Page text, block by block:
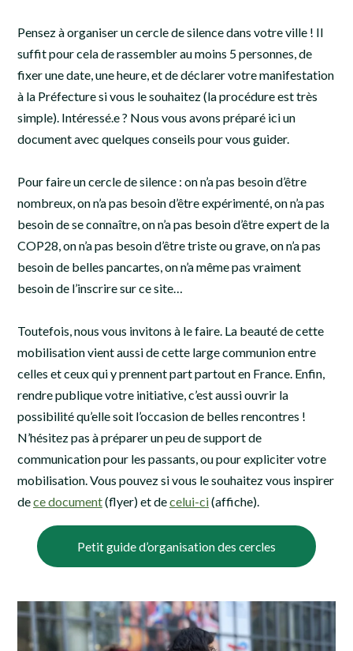
Pensez à organiser un cercle de silence dans votre ville ! Il
suffit pour cela de rassembler au moins 5 personnes, de
fixer une date, une heure, et de déclarer votre manifestation
à la Préfecture si vous le souhaitez (la procédure est très
simple). Intéressé.e ? Nous vous avons préparé ici un
document avec quelques conseils pour vous guider.
Pour faire un cercle de silence : on n’a pas besoin d’être
nombreux, on n’a pas besoin d’être expérimenté, on n’a pas
besoin de se connaître, on n’a pas besoin d’être expert de la
COP28, on n’a pas besoin d’être triste ou grave, on n’a pas
besoin de belles pancartes, on n’a même pas vraiment
besoin de l’inscrire sur ce site…
Toutefois, nous vous invitons à le faire. La beauté de cette
mobilisation vient aussi de cette large communion entre
celles et ceux qui y prennent part partout en France. Enfin,
rendre publique votre initiative, c’est aussi ouvrir la
possibilité qu’elle soit l’occasion de belles rencontres !
N’hésitez pas à préparer un peu de support de
communication pour les passants, ou pour expliciter votre
mobilisation. Vous pouvez si vous le souhaitez vous inspirer
dece document(flyer) et decelui-ci(affiche).
Petit guide d’organisation des cercles